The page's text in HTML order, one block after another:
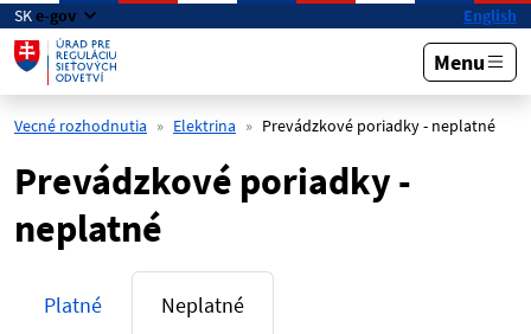
Preskočiť na hlavný obsah
SKe-gov English
Menu
Vecné rozhodnutia Elektrina Prevádzkové poriadky - neplatné
Prevádzkové poriadky -
neplatné
Platné Neplatné